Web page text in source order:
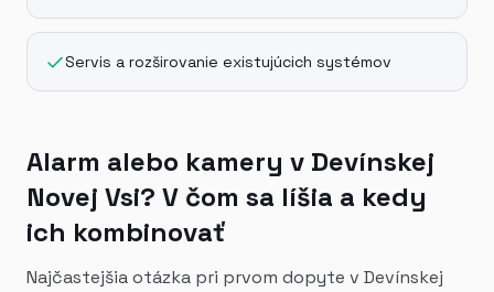
Servis a rozširovanie existujúcich systémov
Alarm alebo kamery v Devínskej
Novej Vsi? V čom sa líšia a kedy
ich kombinovať
Najčastejšia otázka pri prvom dopyte v Devínskej